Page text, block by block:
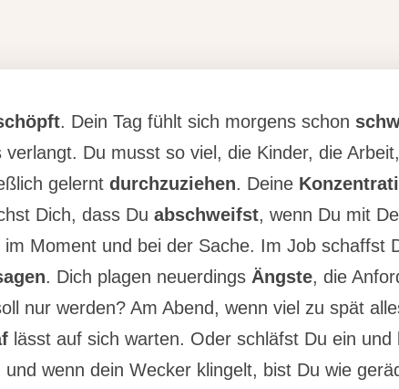
. Dein Tag fühlt sich morgens schon
verlangt. Du musst so viel, die Kinder, die
gelerntdurchzuziehen. Deine
Dich, dass Duabschweifst, wenn Du mit
im Moment und bei der Sache. Im Job schaffst
. Dich plagen neuerdings Ängste, die
nur werden? Am Abend, wenn viel zu spät
lässt auf sich warten. Oder schläfst Du ein und
wenn dein Wecker klingelt, bist Du wie